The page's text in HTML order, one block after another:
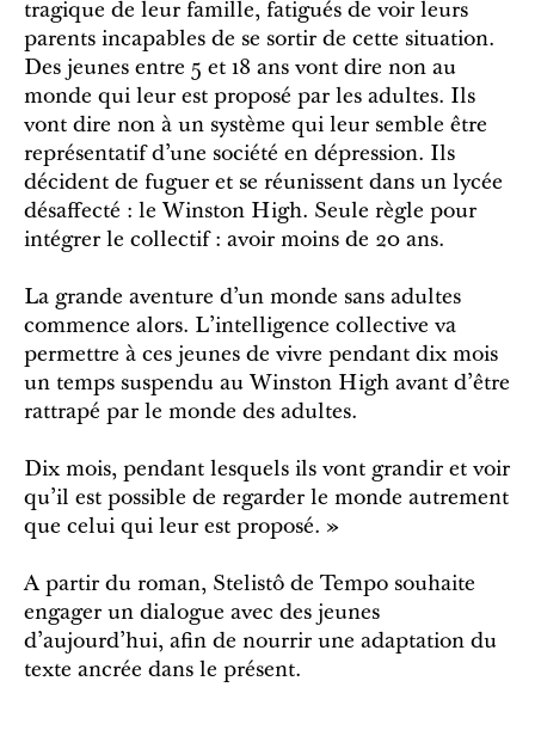
tragique de leur famille, fatigués de voir leurs
parents incapables de se sortir de cette situation.
Des jeunes entre 5 et 18 ans vont dire non au
monde qui leur est proposé par les adultes. Ils
vont dire non à un système qui leur semble être
représentatif d’une société en dépression. Ils
décident de fuguer et se réunissent dans un lycée
désaffecté : le Winston High. Seule règle pour
intégrer le collectif : avoir moins de 20 ans.
La grande aventure d’un monde sans adultes
commence alors. L’intelligence collective va
permettre à ces jeunes de vivre pendant dix mois
un temps suspendu au Winston High avant d’être
rattrapé par le monde des adultes.
Dix mois, pendant lesquels ils vont grandir et voir
qu’il est possible de regarder le monde autrement
que celui qui leur est proposé. »
A partir du roman, Stelistô de Tempo souhaite
engager un dialogue avec des jeunes
d'aujourd'hui, afin de nourrir une adaptation du
texte ancrée dans le présent.